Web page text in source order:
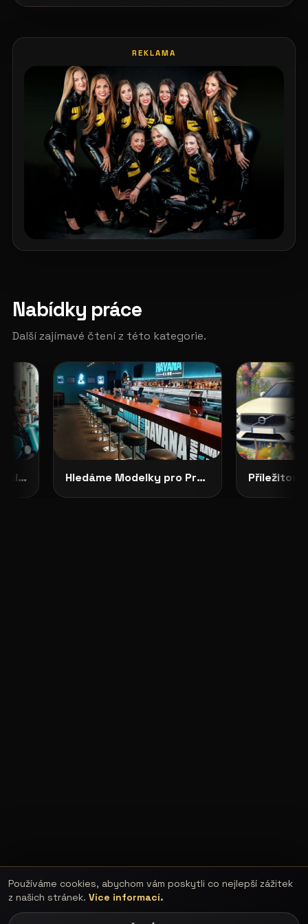
REKLAMA
Nabídky práce
Další zajímavé čtení z této kategorie.
Hledáme Modelky pro Projekty v Severních Čechách: HAVANA CLUB, Děčín
Používáme cookies, abychom vám poskytli co nejlepší zážitek
z našich stránek. Více informací.